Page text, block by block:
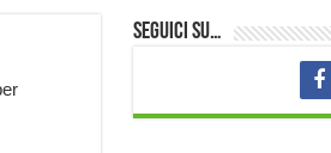
Seguici su…